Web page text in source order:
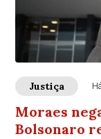
Justiça
Moraes
Bolsonaro